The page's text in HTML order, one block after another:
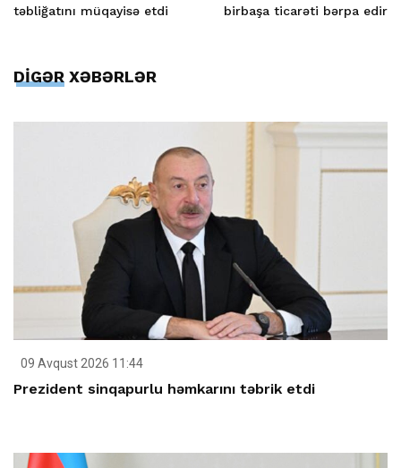
təbliğatını müqayisə etdi
birbaşa ticarəti bərpa edir
DİGƏR XƏBƏRLƏR
09 Avqust 2026 11:44
Prezident sinqapurlu həmkarını təbrik etdi